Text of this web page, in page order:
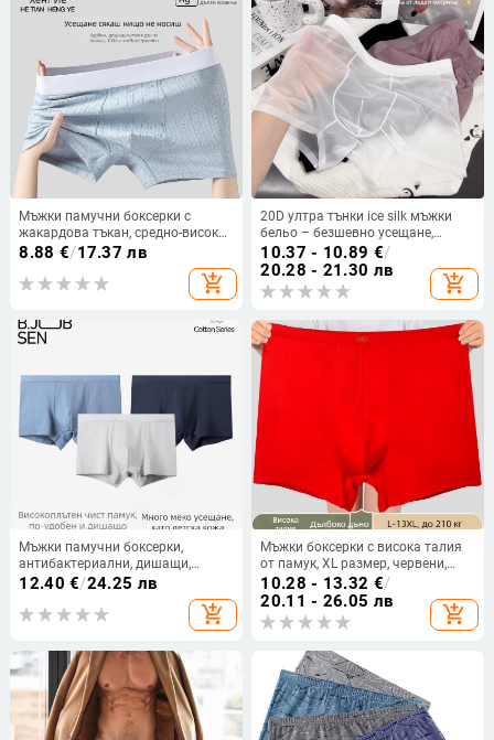
Мъжки памучни боксерки с
жакардова тъкан, средно-висока
талия, дишащи, безшевни,
антибактериални, усещане за
гола кожа
8.88 €/17.37 лв
add_shopping_cart
20D ултра тънки ice silk мъжки
бельо – безшевно усещане,
бързосъхнещо, средна талия,
едноцветни боксерки
10.37 - 10.89 €/
20.28 - 21.30 лв
add_shopping_cart
Мъжки памучни боксерки,
антибактериални, дишащи,
средна талия, 90-95% памук
12.40 €/24.25 лв
add_shopping_cart
Мъжки боксерки с висока талия
от памук, XL размер, червени,
едноцветни
10.28 - 13.32 €/
20.11 - 26.05 лв
add_shopping_cart